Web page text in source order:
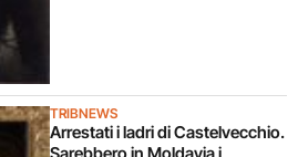
TRIBNEWS
Arrestati i ladri di Castelvecchio.